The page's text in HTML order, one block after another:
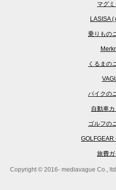
マグ
LASISA
乗りもの
くるまの
バイクの
自動車
ゴルフの
GOLFGEAR
旅費ガ
Copyright © 2016- mediavague Co.,